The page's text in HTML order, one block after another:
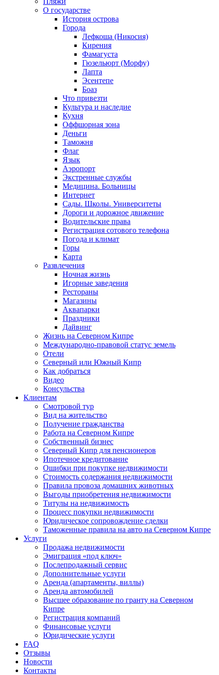
О государстве
История острова
Города
Лефкоша (Никосия)
Кирения
Фамагуста
Гюзельюрт (Морфу)
Лапта
Эсентепе
Боаз
Что привезти
Культура и наследие
Кухня
Оффшорная зона
Деньги
Таможня
Флаг
Язык
Аэропорт
Экстренные службы
Медицина. Больницы
Интернет
Сады. Школы. Университеты
Дороги и дорожное движение
Водительские права
Регистрация сотового телефона
Погода и климат
Горы
Карта
Развлечения
Ночная жизнь
Игорные заведения
Рестораны
Магазины
Аквапарки
Праздники
Дайвинг
Жизнь на Северном Кипре
Международно-правовой статус земель
Отели
Северный или Южный Кипр
Как добраться
Видео
Консульства
Клиентам
Смотровой тур
Вид на жительство
Получение гражданства
Работа на Северном Кипре
Собственный бизнес
Северный Кипр для пенсионеров
Ипотечное кредитование
Ошибки при покупке недвижимости
Стоимость содержания недвижимости
Правила провоза домашних животных
Выгоды приобретения недвижимости
Титулы на недвижимость
Процесс покупки недвижимости
Юридическое сопровождение сделки
Таможенные правила на авто на Северном Кипре
Услуги
Продажа недвижимости
Эмиграция «под ключ»
Послепродажный сервис
Дополнительные услуги
Аренда (апартаменты, виллы)
Аренда автомобилей
Высшее образование по гранту на Северном
Кипре
Регистрация компаний
Финансовые услуги
Юридические услуги
FAQ
Отзывы
Новости
Контакты